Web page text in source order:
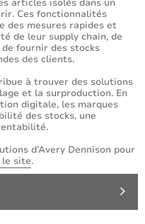
articles isolés dans un
Ces fonctionnalités
des mesures rapides et
de leur supply chain, de
fournir des stocks
des clients.
à trouver des solutions
et la surproduction. En
digitale, les marques
des stocks, une
d’Avery Dennison pour
site.